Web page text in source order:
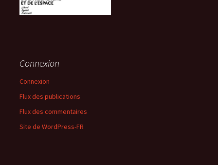
Connexion
Connexion
Flux des publications
Flux des commentaires
Site de WordPress-FR